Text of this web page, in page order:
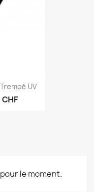
UV
le moment.